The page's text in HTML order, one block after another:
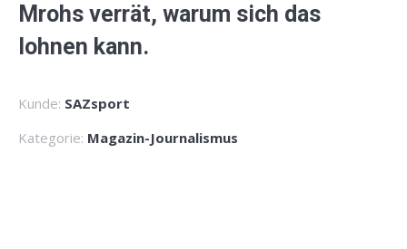
Mrohs verrät, warum sich das
lohnen kann.
Kunde: SAZsport
Kategorie: Magazin-Journalismus